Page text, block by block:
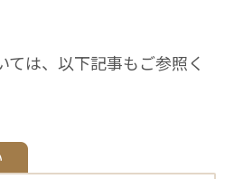
ては、以下記事もご参照く